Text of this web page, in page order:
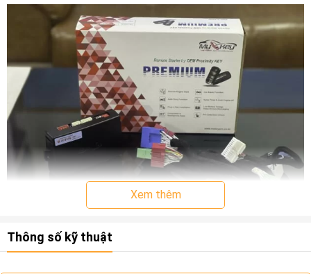
Nếu ở trong xe qua lâu dưới mức nhiệt độ đó lái xe còn có
Xem thêm
Thông số kỹ thuật